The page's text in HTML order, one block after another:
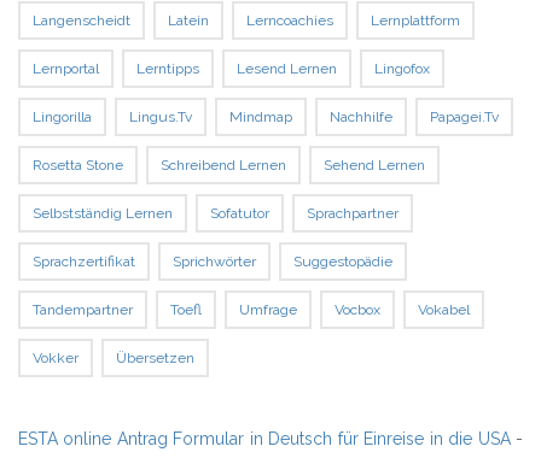
Langenscheidt Latein Lerncoachies Lernplattform
Lernportal Lerntipps Lesend Lernen Lingofox
Lingorilla Lingus.tv Mindmap Nachhilfe Papagei.tv
Rosetta Stone Schreibend Lernen Sehend Lernen
Selbstständig Lernen Sofatutor Sprachpartner
Sprachzertifikat Sprichwörter Suggestopädie
Tandempartner Toefl Umfrage Vocbox Vokabel
Vokker Übersetzen
ESTA online Antrag Formular in Deutsch für Einreise in die USA-